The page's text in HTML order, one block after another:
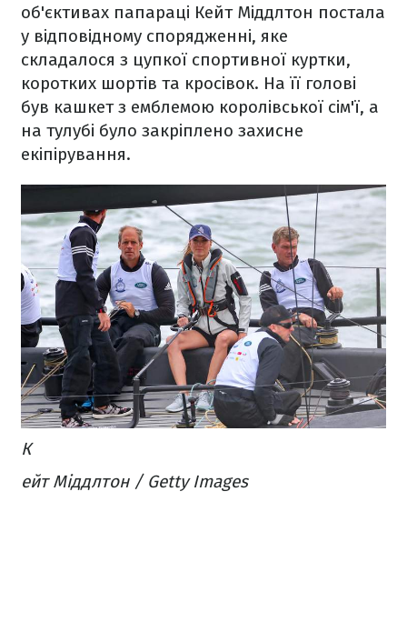
об'єктивах папараці Кейт Міддлтон постала
у відповідному спорядженні, яке
складалося з цупкої спортивної куртки,
коротких шортів та кросівок. На її голові
був кашкет з емблемою королівської сім'ї, а
на тулубі було закріплено захисне
екіпірування.
К
ейт Міддлтон / Getty Images